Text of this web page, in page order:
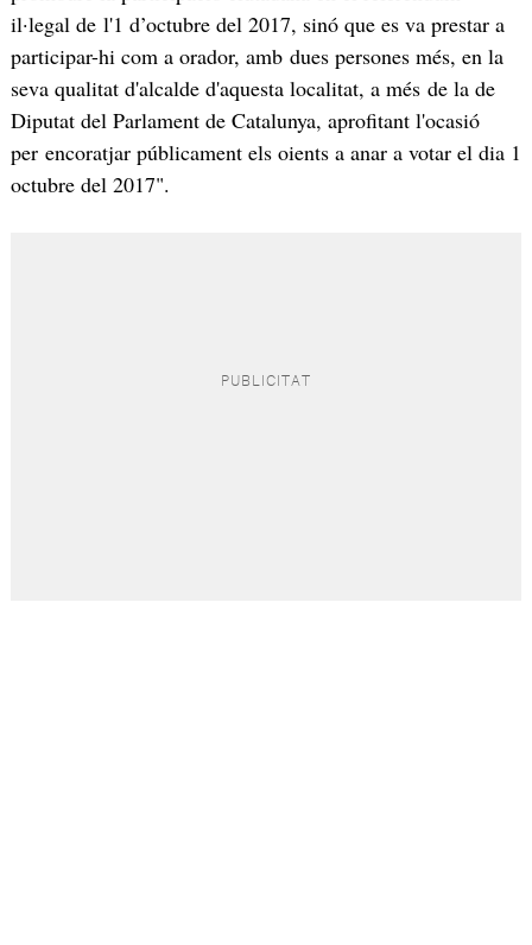
il·legal de l'1 d’octubre del 2017, sinó que es va prestar a
participar-hi com a orador, amb dues persones més, en la
seva qualitat d'alcalde d'aquesta localitat, a més de la de
Diputat del Parlament de Catalunya, aprofitant l'ocasió
per encoratjar públicament els oients a anar a votar el dia 1
octubre del 2017".